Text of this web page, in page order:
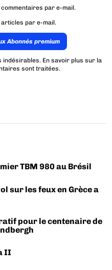
par e-mail.
articles par e-mail.
Abonnés premium
indésirables. En savoir plus sur la
sont traitées.
TBM 980 au Brésil
sur les feux en Grèce a
pour le centenaire de
II